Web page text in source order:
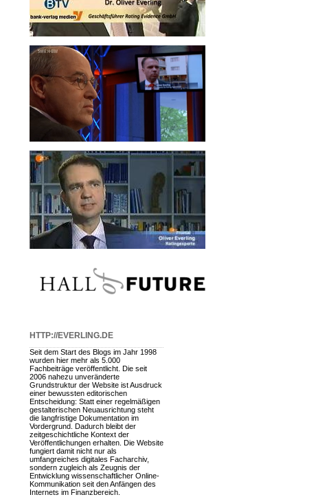
HTTP://EVERLING.DE
Seit dem Start des Blogs im Jahr 1998
wurden hier mehr als 5.000
Fachbeiträge veröffentlicht. Die seit
2006 nahezu unveränderte
Grundstruktur der Website ist Ausdruck
einer bewussten editorischen
Entscheidung: Statt einer regelmäßigen
gestalterischen Neuausrichtung steht
die langfristige Dokumentation im
Vordergrund. Dadurch bleibt der
zeitgeschichtliche Kontext der
Veröffentlichungen erhalten. Die Website
fungiert damit nicht nur als
umfangreiches digitales Facharchiv,
sondern zugleich als Zeugnis der
Entwicklung wissenschaftlicher Online-
Kommunikation seit den Anfängen des
Internets im Finanzbereich.